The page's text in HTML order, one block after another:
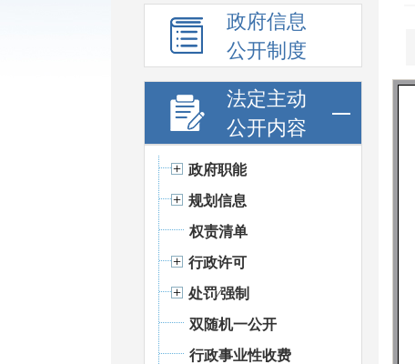
政府信息
公开制度
法定主动
公开内容
政府职能
规划信息
权责清单
行政许可
处罚⁄强制
双随机一公开
行政事业性收费